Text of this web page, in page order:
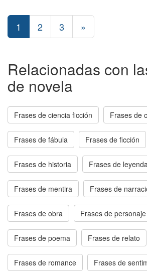
1 2 3 »
Relacionadas con
de novela
Frases de ciencia ficción Frases de
Frases de fábula Frases de ficción
Frases de historia Frases de
Frases de mentira Frases de
Frases de obra Frases de personaje
Frases de poema Frases de relato
Frases de romance Frases de